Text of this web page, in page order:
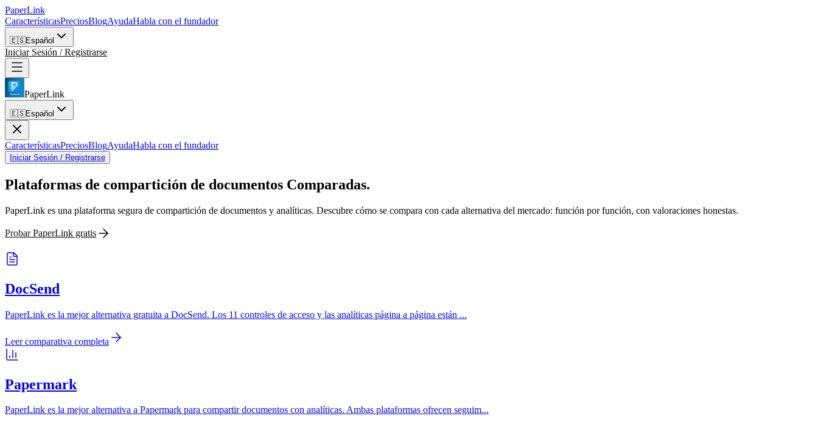
PaperLink
CaracterísticasPreciosBlogAyudaHabla con el fundador
🇪🇸Español
Iniciar Sesión / Registrarse
PaperLink
🇪🇸Español
CaracterísticasPreciosBlogAyudaHabla con el fundador
Iniciar Sesión / Registrarse
Plataformas de compartición de documentos Comparadas.
PaperLink es una plataforma segura de compartición de documentos y analíticas. Descubre cómo se compara con cada alternativa del mercado: función por función, con valoraciones honestas.
Probar PaperLink gratis
DocSend
PaperLink es la mejor alternativa gratuita a DocSend. Los 11 controles de acceso y las analíticas página a página están ...
Leer comparativa completa
Papermark
PaperLink es la mejor alternativa a Papermark para compartir documentos con analíticas. Ambas plataformas ofrecen seguim...